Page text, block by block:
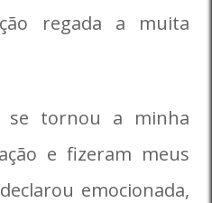
regada a muita
se tornou a minha
e fizeram meus
emocionada,